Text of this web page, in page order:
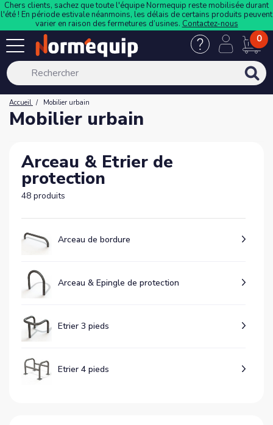
Chers clients, sachez que toute l'équipe Normequip reste mobilisée durant
l'été ! En période estivale néanmoins, les délais de certains produits peuvent
varier en raison des fermetures d’usines. Contactez-nous
0
Accueil Mobilier urbain
Mobilier urbain
Arceau & Etrier de
protection
48 produits
Arceau de bordure
Arceau & Epingle de protection
Etrier 3 pieds
Etrier 4 pieds